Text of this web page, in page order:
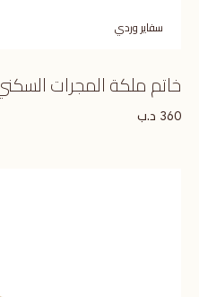
سفاير وردي
خاتم ملكة المجرات السكني
360 د.ب